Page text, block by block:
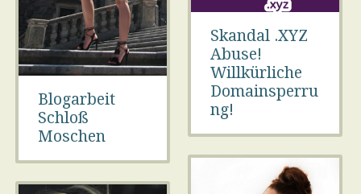
Blogarbeit
Schloß
Moschen
Skandal .XYZ
Abuse!
Willkürliche
Domainsperru
ng!